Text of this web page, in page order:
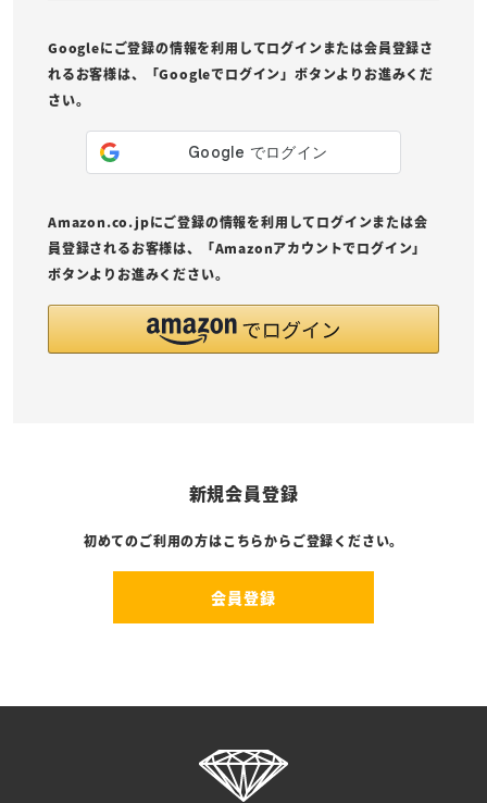
Googleにご登録の情報を利用してログインまたは会員登録さ
れるお客様は、「Googleでログイン」ボタンよりお進みくだ
さい。
Amazon.co.jpにご登録の情報を利用してログインまたは会
員登録されるお客様は、「Amazonアカウントでログイン」
ボタンよりお進みください。
新規会員登録
初めてのご利用の方はこちらからご登録ください。
会員登録